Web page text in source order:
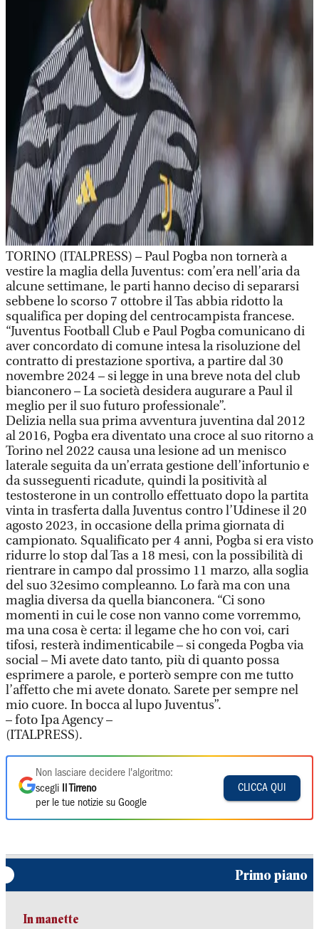
TORINO (ITALPRESS) – Paul Pogba non tornerà a
vestire la maglia della Juventus: com’era nell’aria da
alcune settimane, le parti hanno deciso di separarsi
sebbene lo scorso 7 ottobre il Tas abbia ridotto la
squalifica per doping del centrocampista francese.
“Juventus Football Club e Paul Pogba comunicano di
aver concordato di comune intesa la risoluzione del
contratto di prestazione sportiva, a partire dal 30
novembre 2024 – si legge in una breve nota del club
bianconero – La società desidera augurare a Paul il
meglio per il suo futuro professionale”.
Delizia nella sua prima avventura juventina dal 2012
al 2016, Pogba era diventato una croce al suo ritorno a
Torino nel 2022 causa una lesione ad un menisco
laterale seguita da un’errata gestione dell’infortunio e
da susseguenti ricadute, quindi la positività al
testosterone in un controllo effettuato dopo la partita
vinta in trasferta dalla Juventus contro l’Udinese il 20
agosto 2023, in occasione della prima giornata di
campionato. Squalificato per 4 anni, Pogba si era visto
ridurre lo stop dal Tas a 18 mesi, con la possibilità di
rientrare in campo dal prossimo 11 marzo, alla soglia
del suo 32esimo compleanno. Lo farà ma con una
maglia diversa da quella bianconera. “Ci sono
momenti in cui le cose non vanno come vorremmo,
ma una cosa è certa: il legame che ho con voi, cari
tifosi, resterà indimenticabile – si congeda Pogba via
social – Mi avete dato tanto, più di quanto possa
esprimere a parole, e porterò sempre con me tutto
l’affetto che mi avete donato. Sarete per sempre nel
mio cuore. In bocca al lupo Juventus”.
– foto Ipa Agency –
(ITALPRESS).
Non lasciare decidere l'algoritmo:
scegli
Il Tirreno
per le tue notizie su Google
CLICCA QUI
Primo piano
In manette